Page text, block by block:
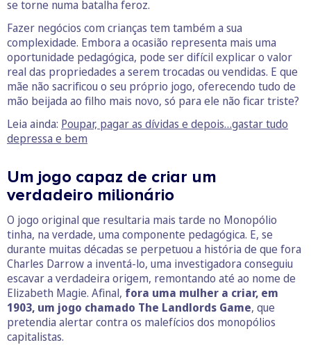
se torne numa batalha feroz.
Fazer negócios com crianças tem também a sua
complexidade. Embora a ocasião representa mais uma
oportunidade pedagógica, pode ser difícil explicar o valor
real das propriedades a serem trocadas ou vendidas. E que
mãe não sacrificou o seu próprio jogo, oferecendo tudo de
mão beijada ao filho mais novo, só para ele não ficar triste?
Leia ainda: Poupar, pagar as dívidas e depois…gastar tudo
depressa e bem
Um jogo capaz de criar um
verdadeiro milionário
O jogo original que resultaria mais tarde no Monopólio
tinha, na verdade, uma componente pedagógica. E, se
durante muitas décadas se perpetuou a história de que fora
Charles Darrow a inventá-lo, uma investigadora conseguiu
escavar a verdadeira origem, remontando até ao nome de
Elizabeth Magie. Afinal, fora uma mulher a criar, em
1903, um jogo chamado The Landlords Game, que
pretendia alertar contra os malefícios dos monopólios
capitalistas.